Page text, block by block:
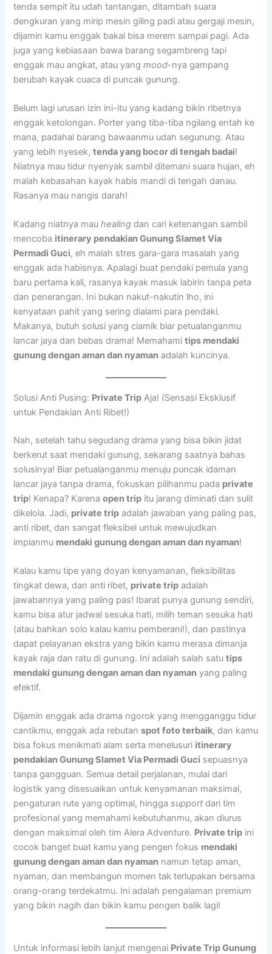
tenda sempit itu udah tantangan, ditambah suara
dengkuran yang mirip mesin giling padi atau gergaji mesin,
dijamin kamu enggak bakal bisa merem sampai pagi. Ada
juga yang kebiasaan bawa barang segambreng tapi
enggak mau angkat, atau yangmood-nya gampang
berubah kayak cuaca di puncak gunung.
Belum lagi urusan izin ini-itu yang kadang bikin ribetnya
enggak ketolongan. Porter yang tiba-tiba ngilang entah ke
mana, padahal barang bawaanmu udah segunung. Atau
yang lebih nyesek,tenda yang bocor di tengah badai!
Niatnya mau tidur nyenyak sambil ditemani suara hujan, eh
malah kebasahan kayak habis mandi di tengah danau.
Rasanya mau nangis darah!
Kadang niatnya mauhealing dan cari ketenangan sambil
mencoba itinerary pendakian Gunung Slamet Via
Permadi Guci, eh malah stres gara-gara masalah yang
enggak ada habisnya. Apalagi buat pendaki pemula yang
baru pertama kali, rasanya kayak masuk labirin tanpa peta
dan penerangan. Ini bukan nakut-nakutin lho, ini
kenyataan pahit yang sering dialami para pendaki.
Makanya, butuh solusi yang ciamik biar petualanganmu
lancar jaya dan bebas drama! Memahamitips mendaki
gunung dengan aman dan nyaman adalah kuncinya.
Solusi Anti Pusing: Private Trip Aja! (Sensasi Eksklusif
untuk Pendakian Anti Ribet!)
Nah, setelah tahu segudang drama yang bisa bikin jidat
berkerut saat mendaki gunung, sekarang saatnya bahas
solusinya! Biar petualanganmu menuju puncak idaman
lancar jaya tanpa drama, fokuskan pilihanmu pada private
trip! Kenapa? Karenaopen trip itu jarang diminati dan sulit
dikelola. Jadi, private trip adalah jawaban yang paling pas,
anti ribet, dan sangat fleksibel untuk mewujudkan
impianmu mendaki gunung dengan aman dan nyaman!
Kalau kamu tipe yang doyan kenyamanan, fleksibilitas
tingkat dewa, dan anti ribet, private trip adalah
jawabannya yang paling pas! Ibarat punya gunung sendiri,
kamu bisa atur jadwal sesuka hati, milih teman sesuka hati
(atau bahkan solo kalau kamu pemberani!), dan pastinya
dapat pelayanan ekstra yang bikin kamu merasa dimanja
kayak raja dan ratu di gunung. Ini adalah salah satutips
mendaki gunung dengan aman dan nyaman yang paling
efektif.
Dijamin enggak ada drama ngorok yang mengganggu tidur
cantikmu, enggak ada rebutanspot foto terbaik, dan kamu
bisa fokus menikmati alam serta menelusuri itinerary
pendakian Gunung Slamet Via Permadi Guci sepuasnya
tanpa gangguan. Semua detail perjalanan, mulai dari
logistik yang disesuaikan untuk kenyamanan maksimal,
pengaturan rute yang optimal, hinggasupport dari tim
profesional yang memahami kebutuhanmu, akan diurus
dengan maksimal oleh tim Alera Adventure. Private trip ini
cocok banget buat kamu yang pengen fokus mendaki
gunung dengan aman dan nyaman namun tetap aman,
nyaman, dan membangun momen tak terlupakan bersama
orang-orang terdekatmu. Ini adalah pengalaman premium
yang bikin nagih dan bikin kamu pengen balik lagi!
Untuk informasi lebih lanjut mengenai Private Trip Gunung